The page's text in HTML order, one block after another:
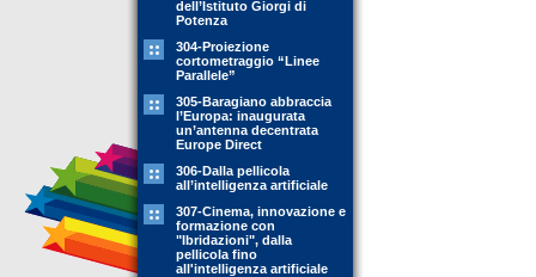
dell’Istituto Giorgi di
Potenza
304-Proiezione
cortometraggio “Linee
Parallele”
305-Baragiano abbraccia
l’Europa: inaugurata
un’antenna decentrata
Europe Direct
306-Dalla pellicola
all’intelligenza artificiale
307-Cinema, innovazione e
formazione con
"Ibridazioni", dalla
pellicola fino
all'intelligenza artificiale